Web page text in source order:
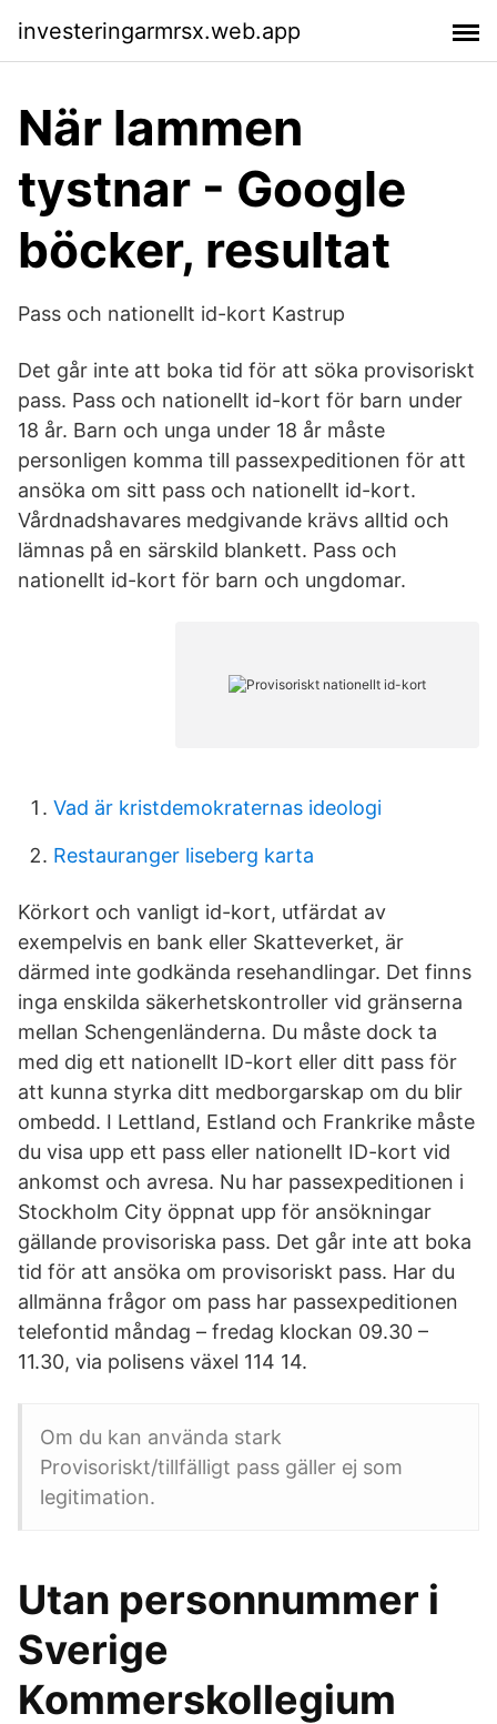
investeringarmrsx.web.app
När lammen
tystnar - Google
böcker, resultat
Pass och nationellt id-kort Kastrup
Det går inte att boka tid för att söka provisoriskt
pass. Pass och nationellt id-kort för barn under
18 år. Barn och unga under 18 år måste
personligen komma till passexpeditionen för att
ansöka om sitt pass och nationellt id-kort.
Vårdnadshavares medgivande krävs alltid och
lämnas på en särskild blankett. Pass och
nationellt id-kort för barn och ungdomar.
Vad är kristdemokraternas ideologi
Restauranger liseberg karta
Körkort och vanligt id-kort, utfärdat av
exempelvis en bank eller Skatteverket, är
därmed inte godkända resehandlingar. Det finns
inga enskilda säkerhetskontroller vid gränserna
mellan Schengenländerna. Du måste dock ta
med dig ett nationellt ID-kort eller ditt pass för
att kunna styrka ditt medborgarskap om du blir
ombedd. I Lettland, Estland och Frankrike måste
du visa upp ett pass eller nationellt ID-kort vid
ankomst och avresa. Nu har passexpeditionen i
Stockholm City öppnat upp för ansökningar
gällande provisoriska pass. Det går inte att boka
tid för att ansöka om provisoriskt pass. Har du
allmänna frågor om pass har passexpeditionen
telefontid måndag – fredag klockan 09.30 –
11.30, via polisens växel 114 14.
Om du kan använda stark
Provisoriskt/tillfälligt pass gäller ej som
legitimation.
Utan personnummer i
Sverige
Kommerskollegium